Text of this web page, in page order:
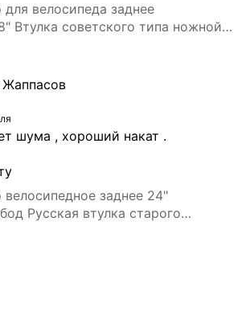
велосипеда заднее
Втулка советского типа ножной
14G - 2мм.
шума , хороший накат .
заднее 24"
Русская втулка старого
36 спиц 14G - 2мм.